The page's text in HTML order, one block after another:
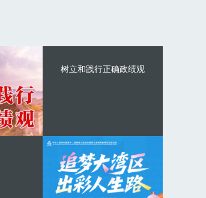
树立和践行正确政绩观